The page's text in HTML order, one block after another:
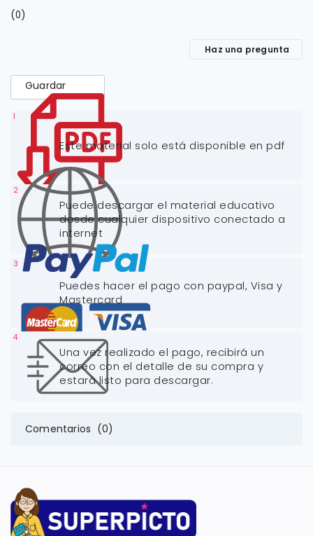
(0)
Haz una pregunta
Guardar
1
Este material solo está disponible en pdf
2
Puede descargar el material educativo
desde cualquier dispositivo conectado a
internet
3
Puedes hacer el pago con paypal, Visa y
Mastercard
4
Una vez realizado el pago, recibirá un
correo con el detalle de su compra y
estará listo para descargar.
Comentarios (0)